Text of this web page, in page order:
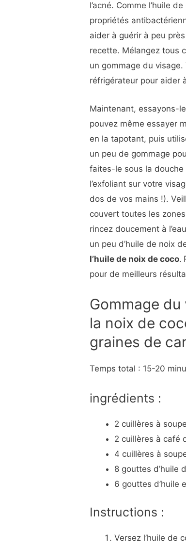
l’acné. Comme l’huile
propriétés
aider à guérir à peu
recette. Mélangez tous
un gommage du
réfrigérateur pour aider
Maintenant, essayons-
pouvez même essayer
en la tapotant, puis
un peu de gommage
faites-le sous la
l’exfoliant sur votre
dos de vos mains !).
couvert toutes les
rincez doucement à
un peu d’huile de noix
l’huile de noix de coco.
pour de meilleurs
Gommage
la noix de
graines de
Temps total : 15-20
ingrédients :
2 cuillères à
2 cuillères à café
4 cuillères à
8 gouttes d’huile
6 gouttes d’huile
Instructions :
Versez l’huile de